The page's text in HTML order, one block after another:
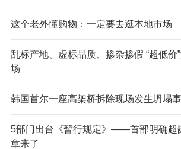
这个老外懂购物：一定要去逛本地市场
乱标产地、虚标品质、掺杂掺假 “超低价
场
韩国首尔一座高架桥拆除现场发生坍塌
5部门出台《暂行规定》——首部明确超
章来了